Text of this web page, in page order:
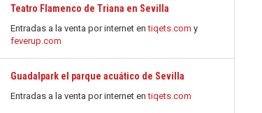
Teatro Flamenco de Triana en Sevilla
Entradas a la venta por internet entiqets.com y
feverup.com
Guadalpark el parque acuático de Sevilla
Entradas a la venta por internet entiqets.com